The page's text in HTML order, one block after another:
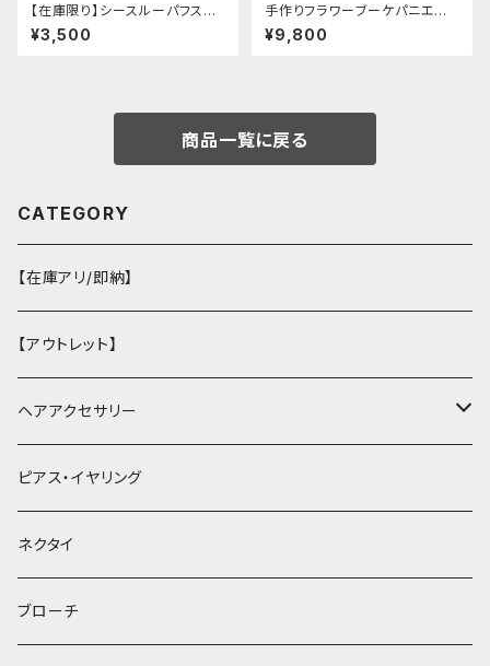
【在庫限り】シースルーパフスリ
ーブ刺繍ブラウス
¥3,500
手作りフラワーブーケパニエ
（❁⃘5色展開❁⃘）
¥9,800
商品一覧に戻る
CATEGORY
【在庫アリ/即納】
【アウトレット】
ヘアアクセサリー
ヘアクリップ
ヘッドドレス・カチューシャ
ヘアゴム
ピアス・イヤリング
ネクタイ
ブローチ